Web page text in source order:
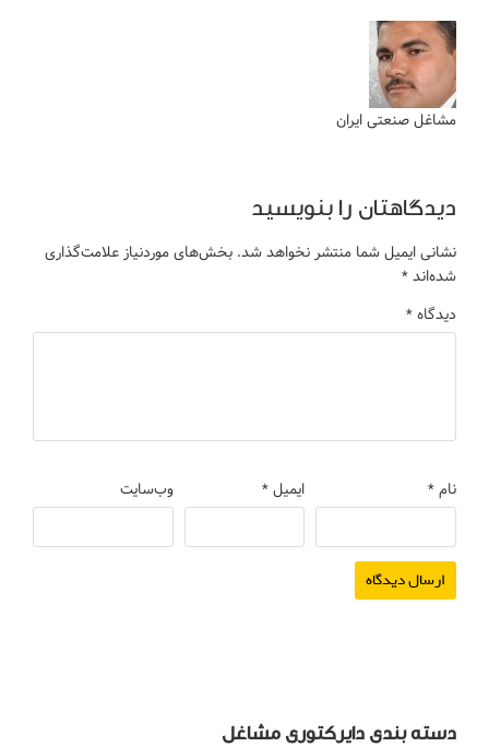
مشاغل صنعتی ایران
دیدگاهتان را بنویسید
نشانی ایمیل شما منتشر نخواهد شد. بخش‌های موردنیاز علامت‌گذاری
شده‌اند*
دیدگاه*
نام* ایمیل* وب‌سایت
دسته بندی دایرکتوری مشاغل